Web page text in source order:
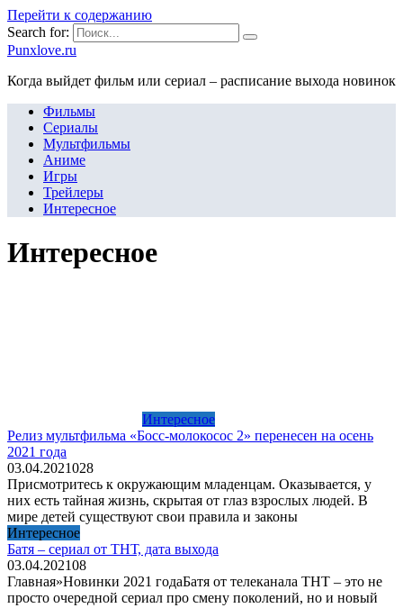
Перейти к содержанию
Search for:
Punxlove.ru
Когда выйдет фильм или сериал – расписание выхода новинок
Фильмы
Сериалы
Мультфильмы
Аниме
Игры
Трейлеры
Интересное
Интересное
Интересное
Релиз мультфильма «Босс-молокосос 2» перенесен на осень
2021 года
03.04.2021028
Присмотритесь к окружающим младенцам. Оказывается, у
них есть тайная жизнь, скрытая от глаз взрослых людей. В
мире детей существуют свои правила и законы
Интересное
Батя – сериал от ТНТ, дата выхода
03.04.202108
Главная»Новинки 2021 годаБатя от телеканала ТНТ – это не
просто очередной сериал про смену поколений, но и новый